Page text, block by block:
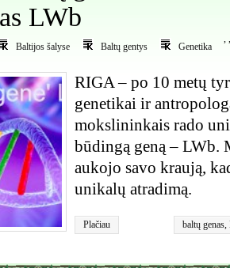
LWb
Baltijos šalyse
,
Baltų gentys
,
Genetika
RIGA – po 10 metų
genetikai ir
mokslininkais rado
būdingą geną – LWb.
aukojo savo kraują,
unikalų atradimą.
Plačiau baltų genas,